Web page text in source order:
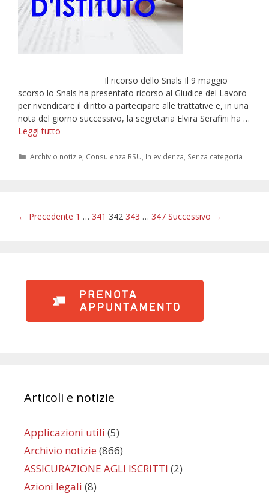
Il ricorso dello Snals Il 9 maggio
scorso lo Snals ha presentato ricorso al Giudice del Lavoro
per rivendicare il diritto a partecipare alle trattative e, in una
nota del giorno successivo, la segretaria Elvira Serafini ha …
Leggi tutto
dalla
di
Categorie
Archivio notizie Consulenza RSU In evidenza Senza categoria
Navigazione
← Precedente 1 … 341 342 343 … 347 Successivo →
Articoli e notizie
Applicazioni utili (5)
Archivio notizie (866)
ASSICURAZIONE AGLI ISCRITTI (2)
Azioni legali (8)